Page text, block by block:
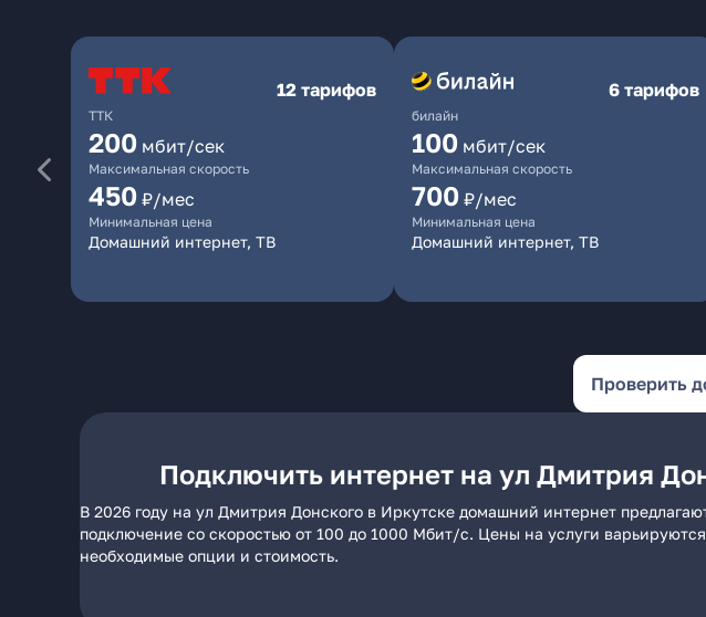
ТТК
12 тарифов
200 мбит/сек
Максимальная скорость
450 ₽/мес
Минимальная цена
Домашний интернет, ТВ
билайн
6 тарифов
100 мбит/сек
Максимальная скорость
700 ₽/мес
Минимальная цена
Домашний интернет, ТВ
Проверить
Подключить интернет на ул Дмитрия
В 2026 году на ул Дмитрия Донского в Иркутске домашний интернет
подключение со скоростью от 100 до 1000 Мбит/с. Цены на услуги
необходимые опции и стоимость.